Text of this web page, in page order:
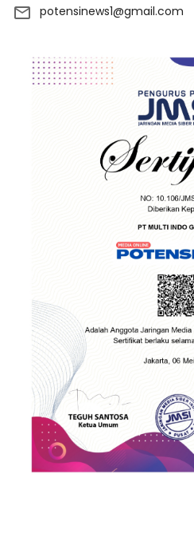
potensinews1@gmail.com